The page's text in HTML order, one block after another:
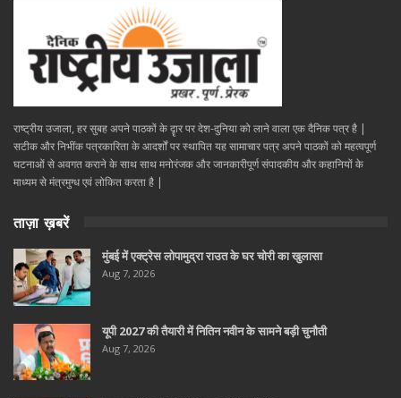
राष्ट्रीय उजाला, हर सुबह अपने पाठकों के दॄार पर देश-दुनिया को लाने वाला एक दैनिक पत्र है |
सटीक और निभींक पत्रकारिता के आदर्शों पर स्थापित यह सामाचार पत्र अपने पाठकों को महत्वपूर्ण
घटनाओं से अवगत कराने के साथ साथ मनोरंजक और जानकारीपूर्ण संपादकीय और कहानियों के
माध्यम से मंत्रमुग्ध एवं लोकित करता है |
ताज़ा ख़बरें
मुंबई में एक्ट्रेस लोपामुद्रा राउत के घर चोरी का खुलासा
Aug 7, 2026
यूपी 2027 की तैयारी में नितिन नवीन के सामने बड़ी चुनौती
Aug 7, 2026